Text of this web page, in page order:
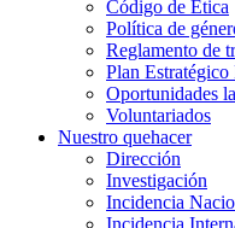
Código de Ética
Política de
Reglamento de
Plan
Oportunidades
Voluntariados
Nuestro quehacer
Dirección
Investigación
Incidencia